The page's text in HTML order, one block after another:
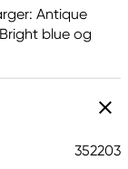
Antique
blue og
352203